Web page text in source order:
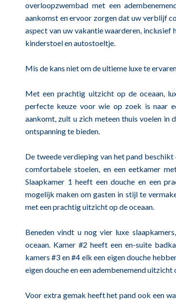
overloopzwembad met een
aankomst en ervoor zorgen dat uw verblijf
aspect van uw vakantie waarderen, inclusief
kinderstoel en autostoeltje.
Mis de kans niet om de ultieme luxe te
Met een prachtig uitzicht op de oceaan,
perfecte keuze voor wie op zoek is naar
aankomt, zult u zich meteen thuis voelen
ontspanning te bieden.
De tweede verdieping van het pand
comfortabele stoelen, en een eetkamer
Slaapkamer 1 heeft een douche en een
mogelijk maken om gasten in stijl te
met een prachtig uitzicht op de oceaan.
Beneden vindt u nog vier luxe
oceaan. Kamer #2 heeft een en-suite
kamers #3 en #4 elk een eigen douche
eigen douche en een adembenemend uitzicht
Voor extra gemak heeft het pand ook een